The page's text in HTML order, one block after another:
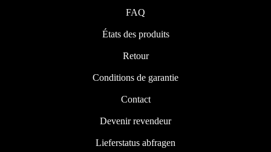
FAQ
États des produits
Retour
Conditions de garantie
Contact
Devenir revendeur
Lieferstatus abfragen